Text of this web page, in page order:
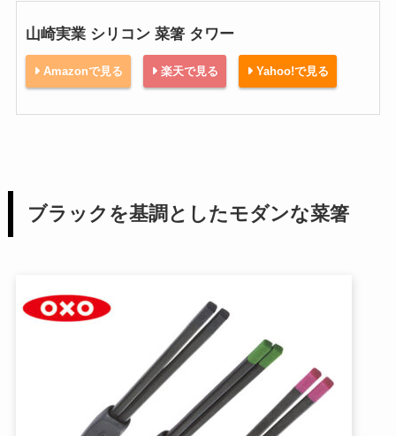
山崎実業 シリコン 菜箸 タワー
Amazonで見る 楽天で見る Yahoo!で見る
ブラックを基調としたモダンな菜箸